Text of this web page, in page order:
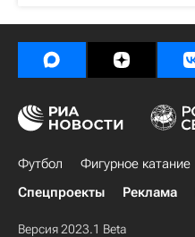
Футбол Фигурное катание
Спецпроекты
Реклама
Версия 2023.1 Beta